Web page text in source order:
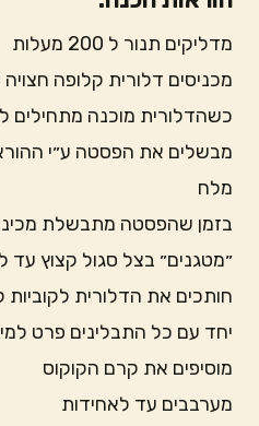
מדליקים תנור ל 200 מעלות
מכניסים דלורית קלופה חצויה לכ 40 דקות, עד
כשהדלורית מוכנה מתחילים
מבשלים את הפסטה ע״י
מלח
בזמן שהפסטה מתבשלת
״מטגנים״ בצל סגול קצוץ עד
חותכים את הדלורית לקוביות
יחד עם כל התבלינים פרט
מוסיפים את קרם הקוקוס
מערבבים עד לאחידות